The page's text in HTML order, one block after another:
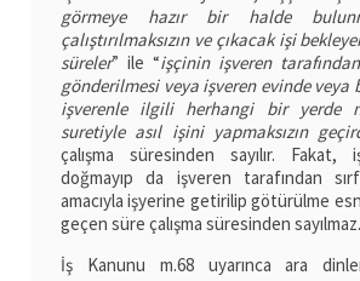
görmeye hazır bir halde
çalıştırılmaksızın ve çıkacak işi
süreler” ile “işçinin işveren
gönderilmesi veya işveren evinde veya
işverenle ilgili herhangi bir yerde
suretiyle asıl işini yapmaksızın
çalışma süresinden sayılır. Fakat,
doğmayıp da işveren tarafından
amacıyla işyerine getirilip götürülme
geçen süre çalışma süresinden sayılmaz.
İş Kanunu m.68 uyarınca ara